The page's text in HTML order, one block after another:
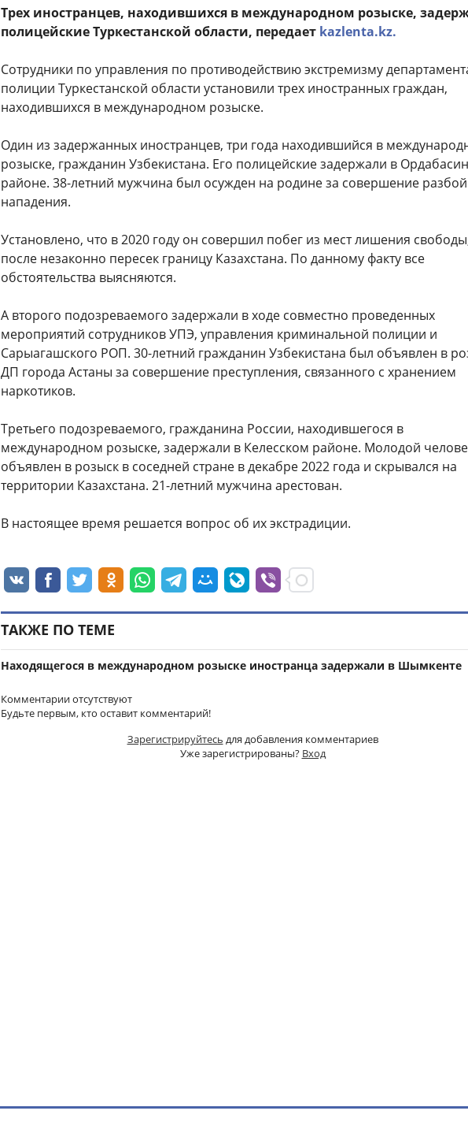
Трех иностранцев, находившихся в международном розыске,
полицейские Туркестанской области, передает kazlenta.kz.
Сотрудники по управления по противодействию экстремизму
полиции Туркестанской области установили трех иностранных граждан,
находившихся в международном розыске.
Один из задержанных иностранцев, три года находившийся в
розыске, гражданин Узбекистана. Его полицейские задержали в
районе. 38-летний мужчина был осужден на родине за совершение
нападения.
Установлено, что в 2020 году он совершил побег из мест лишения
после незаконно пересек границу Казахстана. По данному факту все
обстоятельства выясняются.
А второго подозреваемого задержали в ходе совместно проведенных
мероприятий сотрудников УПЭ, управления криминальной полиции и
Сарыагашского РОП. 30-летний гражданин Узбекистана был объявлен в
ДП города Астаны за совершение преступления, связанного с хранением
наркотиков.
Третьего подозреваемого, гражданина России, находившегося в
международном розыске, задержали в Келесском районе. Молодой
объявлен в розыск в соседней стране в декабре 2022 года и скрывался на
территории Казахстана. 21-летний мужчина арестован.
В настоящее время решается вопрос об их экстрадиции.
ТАКЖЕ ПО ТЕМЕ
Находящегося в международном розыске иностранца задержали в Шымкенте
Комментарии отсутствуют
Будьте первым, кто оставит комментарий!
Зарегистрируйтесь для добавления комментариев
Уже зарегистрированы? Вход